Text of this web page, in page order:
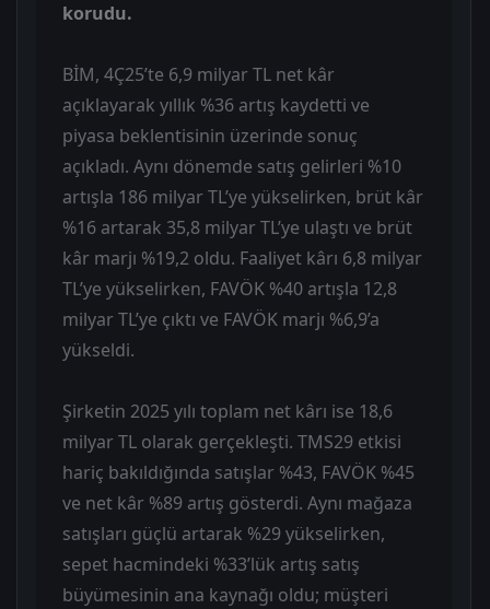
korudu.
BİM, 4Ç25’te 6,9 milyar TL net kâr
açıklayarak yıllık %36 artış kaydetti ve
piyasa beklentisinin üzerinde sonuç
açıkladı. Aynı dönemde satış gelirleri %10
artışla 186 milyar TL’ye yükselirken, brüt kâr
%16 artarak 35,8 milyar TL’ye ulaştı ve brüt
kâr marjı %19,2 oldu. Faaliyet kârı 6,8 milyar
TL’ye yükselirken, FAVÖK %40 artışla 12,8
milyar TL’ye çıktı ve FAVÖK marjı %6,9’a
yükseldi.
Şirketin 2025 yılı toplam net kârı ise 18,6
milyar TL olarak gerçekleşti. TMS29 etkisi
hariç bakıldığında satışlar %43, FAVÖK %45
ve net kâr %89 artış gösterdi. Aynı mağaza
satışları güçlü artarak %29 yükselirken,
sepet hacmindeki %33’lük artış satış
büyümesinin ana kaynağı oldu; müşteri